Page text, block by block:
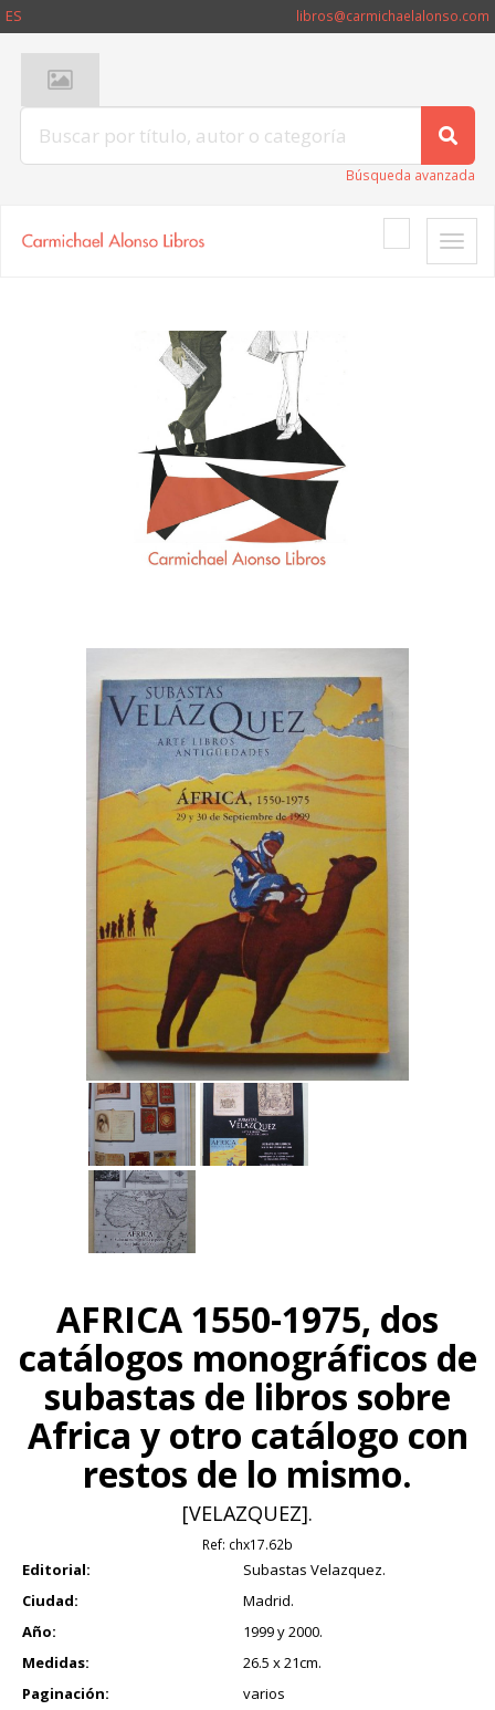
ES libros@carmichaelalonso.com
Búsqueda avanzada
Toggle
AFRICA 1550-1975, dos
catálogos monográficos de
subastas de libros sobre
Africa y otro catálogo con
restos de lo mismo.
[VELAZQUEZ].
Ref: chx17.62b
Editorial:
Subastas Velazquez.
Ciudad:
Madrid.
Año:
1999 y 2000.
Medidas:
26.5 x 21cm.
Paginación:
varios